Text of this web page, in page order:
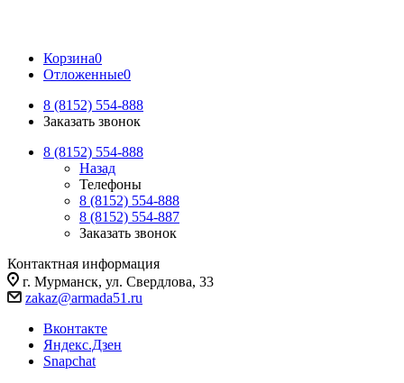
Корзина0
Отложенные0
8 (8152) 554-888
Заказать звонок
8 (8152) 554-888
Назад
Телефоны
8 (8152) 554-888
8 (8152) 554-887
Заказать звонок
Контактная информация
г. Мурманск, ул. Свердлова, 33
zakaz@armada51.ru
Вконтакте
Яндекс.Дзен
Snapchat